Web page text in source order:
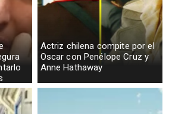
Actriz chilena compite por el
Oscar con Penélope Cruz y
Anne Hathaway